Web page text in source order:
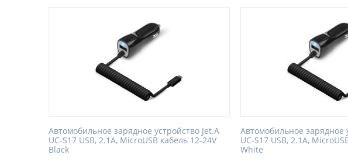
Автомобильное зарядное устройство Jet.A
UC-S17 USB, 2.1A, MicroUSB кабель 12-24V
Black
Автомобильное зарядное
UC-S17 USB, 2.1A,
White